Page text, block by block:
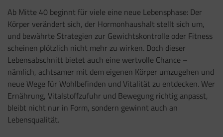
Ab Mitte 40 beginnt für viele eine neue Lebensphase: Der
Körper verändert sich, der Hormonhaushalt stellt sich um,
und bewährte Strategien zur Gewichtskontrolle oder Fitness
scheinen plötzlich nicht mehr zu wirken. Doch dieser
Lebensabschnitt bietet auch eine wertvolle Chance –
nämlich, achtsamer mit dem eigenen Körper umzugehen und
neue Wege für Wohlbefinden und Vitalität zu entdecken. Wer
Ernährung, Vitalstoffzufuhr und Bewegung richtig anpasst,
bleibt nicht nur in Form, sondern gewinnt auch an
Lebensqualität.